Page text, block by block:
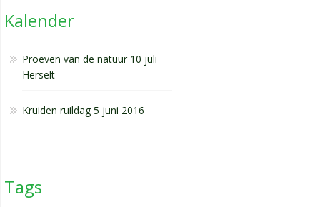
Kalender
Proeven van de natuur 10 juli
Herselt
Kruiden ruildag 5 juni 2016
Tags